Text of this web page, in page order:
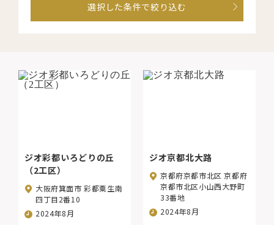
選択した条件で絞り込む
ジオ彩都いろどりの丘
（2工区）
大阪府箕面市 彩都粟生南
四丁目2番10
2024年8月
ジオ京都北大路
京都府京都市北区 京都府
京都市北区小山西大野町
33番地
2024年8月